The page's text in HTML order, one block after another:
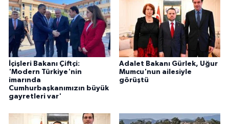
İçişleri Bakanı Çiftçi:
'Modern Türkiye'nin
imarında
Cumhurbaşkanımızın büyük
gayretleri var'
Adalet Bakanı Gürlek, Uğur
Mumcu'nun ailesiyle
görüştü